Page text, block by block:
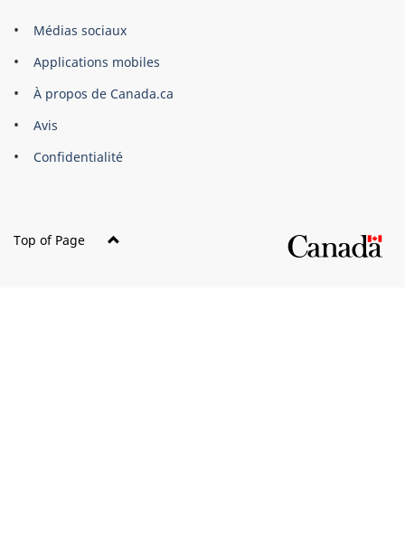
Organisation
gouvernement
du
Canada
Médias sociaux
Applications mobiles
À propos de Canada.ca
Avis
Confidentialité
Top of Page